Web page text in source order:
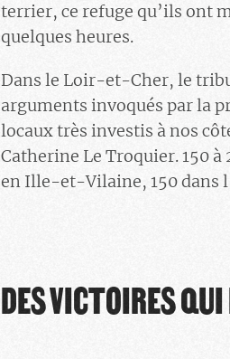
terrier, ce refuge qu’ils ont
quelques heures.
Dans le Loir-et-Cher, le
arguments invoqués par la
locaux très investis à nos
Catherine Le Troquier. 150
en Ille-et-Vilaine, 150 dans
DES VICTOIRES